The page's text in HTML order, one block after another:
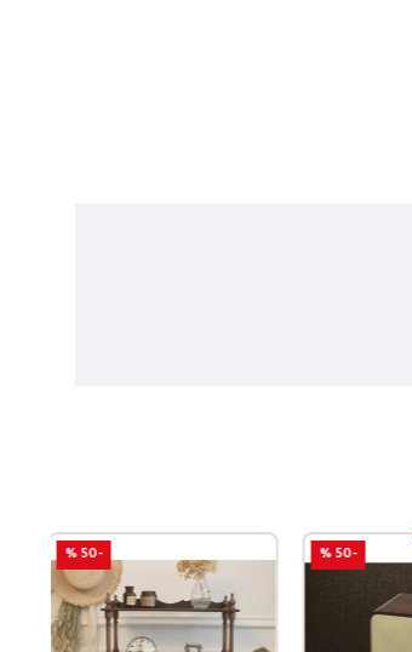
-50 %
-50 %